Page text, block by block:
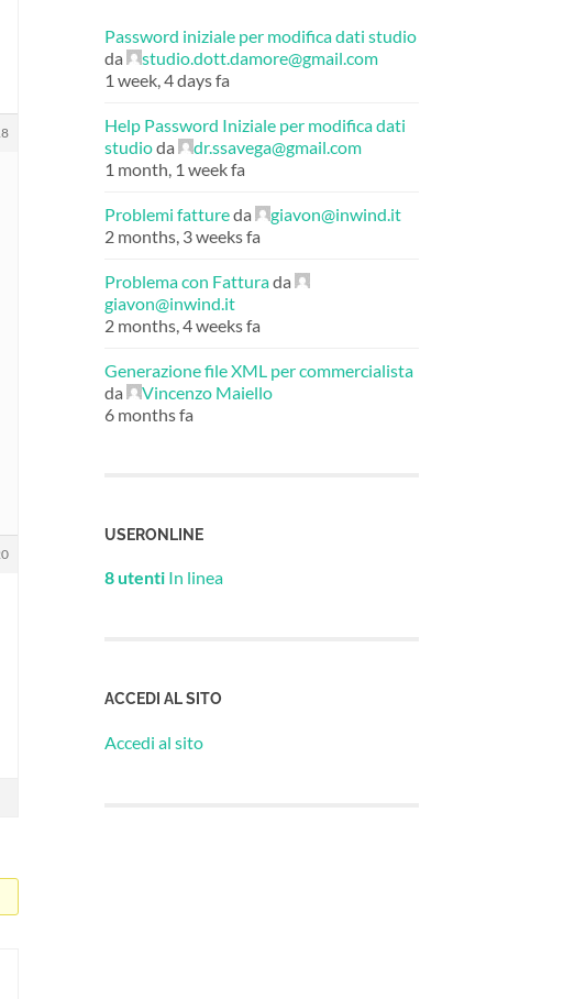
Password iniziale per modifica dati studio
da
studio.dott.damore@gmail.com
1 week, 4 days fa
Help Password Iniziale per modifica dati
studioda
dr.ssavega@gmail.com
1 month, 1 week fa
Problemi fattureda
giavon@inwind.it
2 months, 3 weeks fa
Problema con Fatturada
giavon@inwind.it
2 months, 4 weeks fa
Generazione file XML per commercialista
da
Vincenzo Maiello
6 months fa
USERONLINE
8 utenti In linea
ACCEDI AL SITO
Accedi al sito